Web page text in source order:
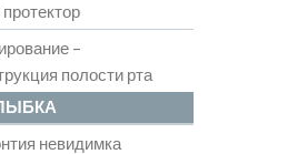
–
полости рта
невидимка